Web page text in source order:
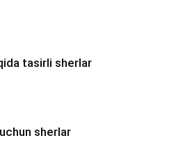
tasirli sherlar
sherlar